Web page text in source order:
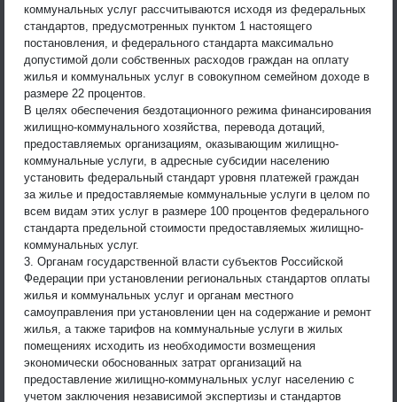
коммунальных услуг рассчитываются исходя из федеральных
стандартов, предусмотренных пунктом 1 настоящего
постановления, и федерального стандарта максимально
допустимой доли собственных расходов граждан на оплату
жилья и коммунальных услуг в совокупном семейном доходе в
размере 22 процентов.
В целях обеспечения бездотационного режима финансирования
жилищно-коммунального хозяйства, перевода дотаций,
предоставляемых организациям, оказывающим жилищно-
коммунальные услуги, в адресные субсидии населению
установить федеральный стандарт уровня платежей граждан
за жилье и предоставляемые коммунальные услуги в целом по
всем видам этих услуг в размере 100 процентов федерального
стандарта предельной стоимости предоставляемых жилищно-
коммунальных услуг.
3. Органам государственной власти субъектов Российской
Федерации при установлении региональных стандартов оплаты
жилья и коммунальных услуг и органам местного
самоуправления при установлении цен на содержание и ремонт
жилья, а также тарифов на коммунальные услуги в жилых
помещениях исходить из необходимости возмещения
экономически обоснованных затрат организаций на
предоставление жилищно-коммунальных услуг населению с
учетом заключения независимой экспертизы и стандартов